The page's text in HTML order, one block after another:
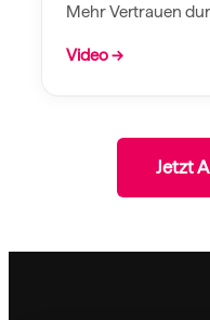
Mehr Vertrauen
Video →
Jetzt